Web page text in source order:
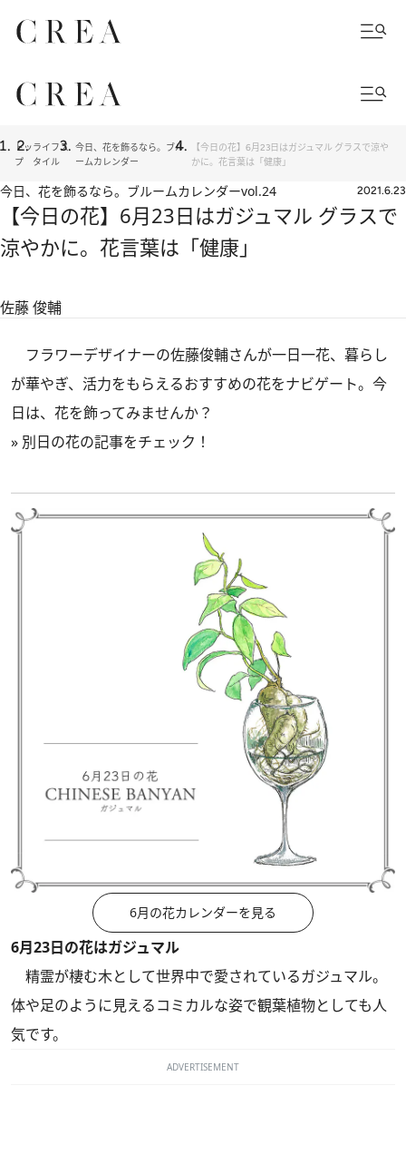
トッ
プ
ライフス
タイル
今日、花を飾るなら。ブル
ームカレンダー
【今日の花】6月23日はガジュマル グラスで涼や
かに。花言葉は「健康」
今日、花を飾るなら。ブルームカレンダーvol.24 2021.6.23
【今日の花】6月23日はガジュマル グラスで
涼やかに。花言葉は「健康」
佐藤 俊輔
フラワーデザイナーの佐藤俊輔さんが一日一花、暮らし
が華やぎ、活力をもらえるおすすめの花をナビゲート。今
日は、花を飾ってみませんか？
» 別日の花の記事をチェック！
6月の花カレンダーを見る
6月23日の花はガジュマル
精霊が棲む木として世界中で愛されているガジュマル。
体や足のように見えるコミカルな姿で観葉植物としても人
気です。
ADVERTISEMENT